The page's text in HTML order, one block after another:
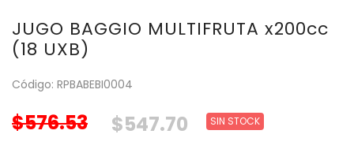
JUGO BAGGIO MULTIFRUTA x200cc
(18 UXB)
Código: RPBABEBI0004
$576.53 $547.70 SIN STOCK